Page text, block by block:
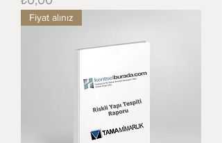
Fiyat alınız